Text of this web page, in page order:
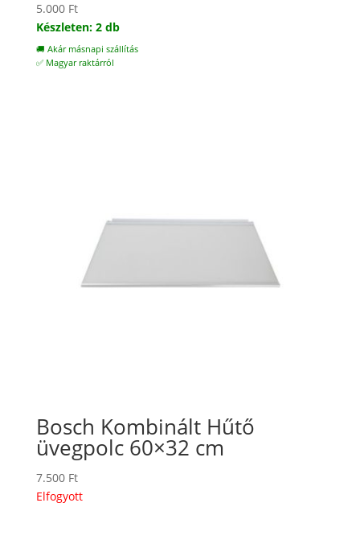
5.000 Ft
Készleten: 2 db
🚚 Akár másnapi szállítás
✅ Magyar raktárról
Bosch Kombinált Hűtő
üvegpolc 60×32 cm
7.500 Ft
Elfogyott